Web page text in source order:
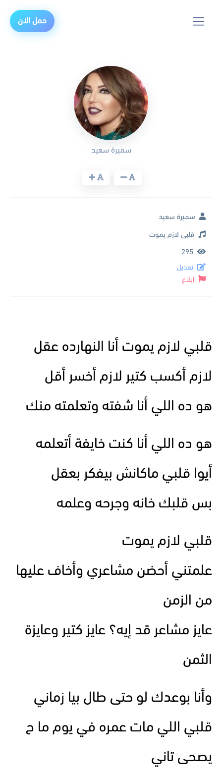
حمل الان
قلبي لازم يموت أنا النهارده عقل
لازم أكسب كتير لازم أخسر أقل
هو ده اللي أنا شفته وتعلمته منك
هو ده اللي أنا كنت خايفة أتعلمه
أيوا قلبي ماكانش بيفكر بعقل
بس قلبك خانه وجرحه وعلمه
قلبي لازم يموت
علمتني أحضن مشاعري وأخاف عليها
من الزمن
عايز مشاعر قد إيه؟ عايز كتير وعايزة
الثمن
وأنا بوعدك لو حتى طال بيا زماني
قلبي اللي مات عمره في يوم ما ح
يصحى تاني
سميرة سعيد
سميرة سعيد
قلبى لازم يموت
295
تعديل
ابلاغ